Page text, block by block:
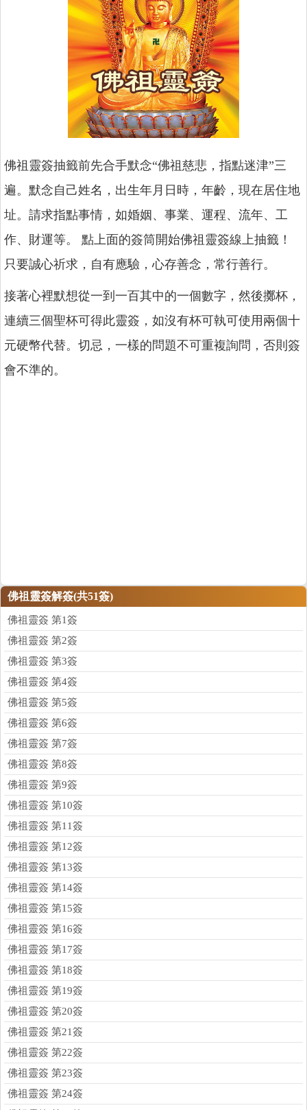
佛祖靈簽抽籤前先合手默念“佛祖慈悲，指點迷津”三
遍。默念自己姓名，出生年月日時，年齡，現在居住地
址。請求指點事情，如婚姻、事業、運程、流年、工
作、財運等。 點上面的簽筒開始佛祖靈簽線上抽籤！
只要誠心祈求，自有應驗，心存善念，常行善行。
接著心裡默想從一到一百其中的一個數字，然後擲杯，
連續三個聖杯可得此靈簽，如沒有杯可執可使用兩個十
元硬幣代替。切忌，一樣的問題不可重複詢問，否則簽
會不準的。
佛祖靈簽解簽(共51簽)
佛祖靈簽 第1簽
佛祖靈簽 第2簽
佛祖靈簽 第3簽
佛祖靈簽 第4簽
佛祖靈簽 第5簽
佛祖靈簽 第6簽
佛祖靈簽 第7簽
佛祖靈簽 第8簽
佛祖靈簽 第9簽
佛祖靈簽 第10簽
佛祖靈簽 第11簽
佛祖靈簽 第12簽
佛祖靈簽 第13簽
佛祖靈簽 第14簽
佛祖靈簽 第15簽
佛祖靈簽 第16簽
佛祖靈簽 第17簽
佛祖靈簽 第18簽
佛祖靈簽 第19簽
佛祖靈簽 第20簽
佛祖靈簽 第21簽
佛祖靈簽 第22簽
佛祖靈簽 第23簽
佛祖靈簽 第24簽